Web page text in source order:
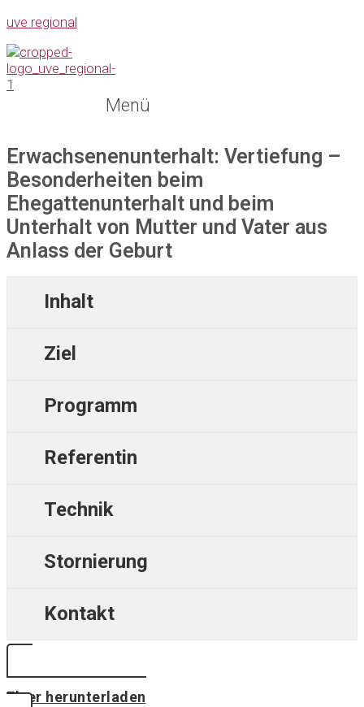
uve regional
Menü
Erwachsenenunterhalt: Vertiefung –
Besonderheiten beim
Ehegattenunterhalt und beim
Unterhalt von Mutter und Vater aus
Anlass der Geburt
Inhalt
Ziel
Programm
Referentin
Technik
Stornierung
Kontakt
Flyer herunterladen